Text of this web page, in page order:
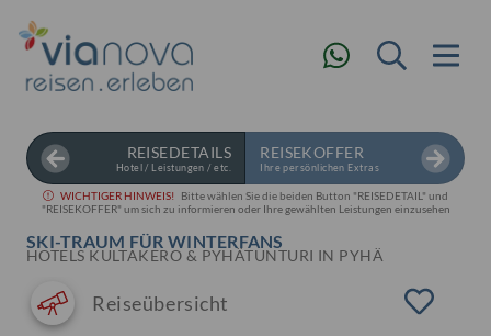
REISEDETAILS
Hotel / Leistungen / etc.
REISEKOFFER
Ihre persönlichen Extras
WICHTIGER HINWEIS!
Bitte wählen Sie die beiden Button "REISEDETAIL" und
"REISEKOFFER" um sich zu informieren oder Ihre gewählten Leistungen einzusehen
SKI-TRAUM FÜR WINTERFANS
HOTELS KULTAKERO & PYHÄTUNTURI IN PYHÄ
Reiseübersicht